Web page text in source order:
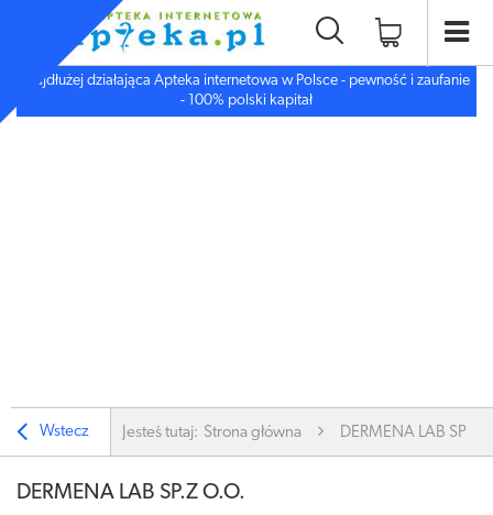
Najdłużej działająca Apteka internetowa w Polsce - pewność i zaufanie
- 100% polski kapitał
Wstecz Jesteś tutaj: Strona główna DERMENA LAB SP.Z
DERMENA LAB SP.Z O.O.